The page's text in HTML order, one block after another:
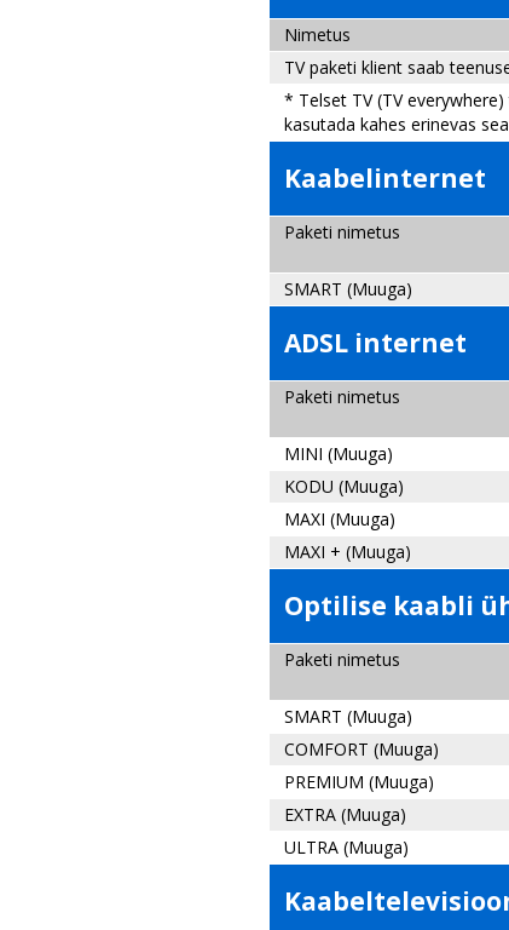
Nimetus
TV paketi klient saab
* Telset TV (TV
kasutada kahes erinevas
Kaabelinternet
Paketi nimetus
SMART (Muuga)
ADSL internet
Paketi nimetus
MINI (Muuga)
KODU (Muuga)
MAXI (Muuga)
MAXI + (Muuga)
Optilise kaabli
Paketi nimetus
SMART (Muuga)
COMFORT (Muuga)
PREMIUM (Muuga)
EXTRA (Muuga)
ULTRA (Muuga)